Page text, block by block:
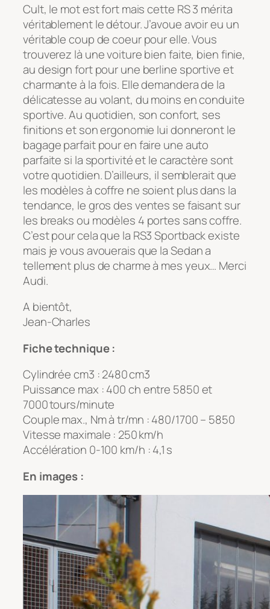
Cult, le mot est fort mais cette RS 3 mérita
véritablement le détour. J’avoue avoir eu un
véritable coup de coeur pour elle. Vous
trouverez là une voiture bien faite, bien finie,
au design fort pour une berline sportive et
charmante à la fois. Elle demandera de la
délicatesse au volant, du moins en conduite
sportive. Au quotidien, son confort, ses
finitions et son ergonomie lui donneront le
bagage parfait pour en faire une auto
parfaite si la sportivité et le caractère sont
votre quotidien. D’ailleurs, il semblerait que
les modèles à coffre ne soient plus dans la
tendance, le gros des ventes se faisant sur
les breaks ou modèles 4 portes sans coffre.
C’est pour cela que la RS3 Sportback existe
mais je vous avouerais que la Sedan a
tellement plus de charme à mes yeux… Merci
Audi.
A bientôt,
Jean-Charles
Fiche technique :
Cylindrée cm3 : 2480 cm3
Puissance max : 400 ch entre 5850 et
7000 tours/minute
Couple max., Nm à tr/mn : 480/1700 – 5850
Vitesse maximale : 250 km/h
Accélération 0-100 km/h : 4,1 s
En images :